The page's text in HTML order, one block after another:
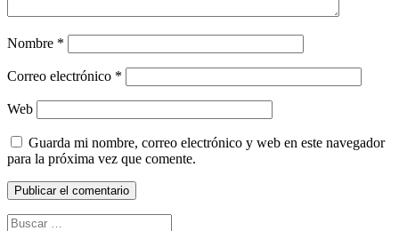
Nombre *
Correo electrónico *
Web
Guarda mi nombre, correo electrónico y web en este navegador
para la próxima vez que comente.
Buscar: